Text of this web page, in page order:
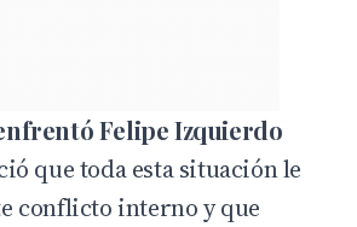
Felipe Izquierdo
que toda esta situación le
conflicto interno y que